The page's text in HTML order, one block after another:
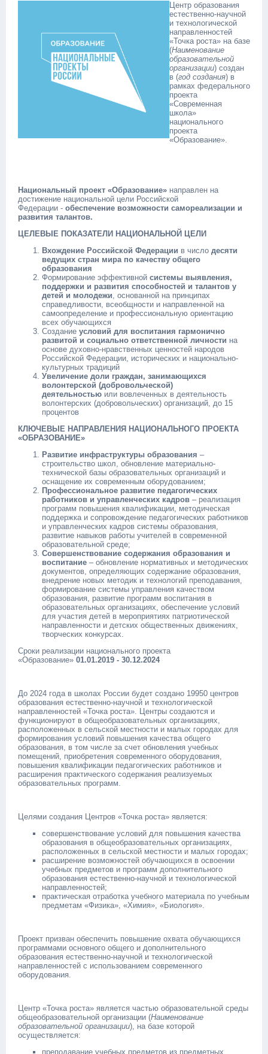
Центр образования
естественно-научной
и технологической
направленностей
«Точка роста» на базе
(Наименование
образовательной
организации) создан
в (год создания) в
рамках федерального
проекта
«Современная
школа»
национального
проекта
«Образование».
Национальный проект «Образование» направлен на
достижение национальной цели Российской
Федерации - обеспечение возможности самореализации и
развития талантов.
ЦЕЛЕВЫЕ ПОКАЗАТЕЛИ НАЦИОНАЛЬНОЙ ЦЕЛИ
Вхождение Российской Федерации в число десяти
ведущих стран мира по качеству общего
образования
Формирование эффективной системы выявления,
поддержки и развития способностей и талантов у
детей и молодежи, основанной на принципах
справедливости, всеобщности и направленной на
самоопределение и профессиональную ориентацию
всех обучающихся
Создание условий для воспитания гармонично
развитой и социально ответственной личности на
основе духовно-нравственных ценностей народов
Российской Федерации, исторических и национально-
культурных традиций
Увеличение доли граждан, занимающихся
волонтерской (добровольческой)
деятельностью или вовлеченных в деятельность
волонтерских (добровольческих) организаций, до 15
процентов
КЛЮЧЕВЫЕ НАПРАВЛЕНИЯ НАЦИОНАЛЬНОГО ПРОЕКТА
«ОБРАЗОВАНИЕ»
Развитие инфраструктуры образования –
строительство школ, обновление материально-
технической базы образовательных организаций и
оснащение их современным оборудованием;
Профессиональное развитие педагогических
работников и управленческих кадров – реализация
программ повышения квалификации, методическая
поддержка и сопровождение педагогических работников
и управленческих кадров системы образования,
развитие навыков работы учителей в современной
образовательной среде;
Совершенствование содержания образования и
воспитание – обновление нормативных и методических
документов, определяющих содержание образования,
внедрение новых методик и технологий преподавания,
формирование системы управления качеством
образования, развитие программ воспитания в
образовательных организациях, обеспечение условий
для участия детей в мероприятиях патриотической
направленности и детских общественных движениях,
творческих конкурсах.
Сроки реализации национального проекта
«Образование» 01.01.2019 - 30.12.2024
До 2024 года в школах России будет создано 19950 центров
образования естественно-научной и технологической
направленностей «Точка роста». Центры создаются и
функционируют в общеобразовательных организациях,
расположенных в сельской местности и малых городах для
формирования условий повышения качества общего
образования, в том числе за счет обновления учебных
помещений, приобретения современного оборудования,
повышения квалификации педагогических работников и
расширения практического содержания реализуемых
образовательных программ.
Целями создания Центров «Точка роста» является:
совершенствование условий для повышения качества
образования в общеобразовательных организациях,
расположенных в сельской местности и малых городах;
расширение возможностей обучающихся в освоении
учебных предметов и программ дополнительного
образования естественно-научной и технологической
направленностей;
практическая отработка учебного материала по учебным
предметам «Физика», «Химия», «Биология».
Проект призван обеспечить повышение охвата обучающихся
программами основного общего и дополнительного
образования естественно-научной и технологической
направленностей с использованием современного
оборудования.
Центр «Точка роста» является частью образовательной среды
общеобразовательной организации (Наименование
образовательной организации), на базе которой
осуществляется:
преподавание учебных предметов из предметных